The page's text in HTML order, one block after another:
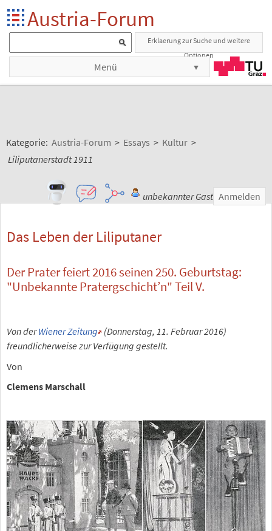
Austria-Forum
Erklaerung zur Suche und weitere
Optionen
Menü
Kategorie: Austria-Forum > Essays > Kultur >
Liliputanerstadt 1911
unbekannter Gast Anmelden
Das Leben der Liliputaner
Der Prater feiert 2016 seinen 250. Geburtstag:
"Unbekannte Pratergschicht’n" Teil V.
Von derWiener Zeitung (Donnerstag, 11. Februar 2016)
freundlicherweise zur Verfügung gestellt.
Von
Clemens Marschall